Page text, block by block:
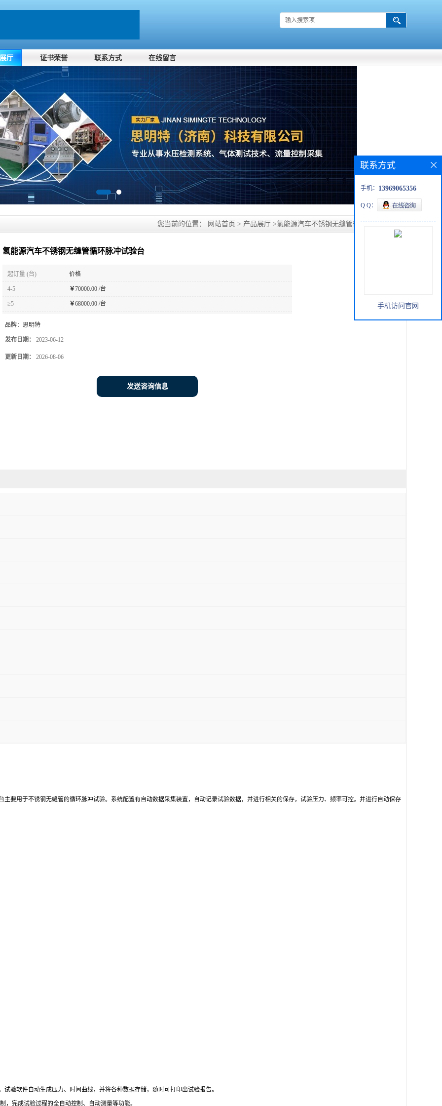
厅 证书荣誉 联系方式 在线留言
您当前的位置： 网站首页 > 产品展厅 >氢能源汽车不锈钢无缝管循环脉冲试验台
氢能源汽车不锈钢无缝管循环脉冲试验台
起订量 (台) 价格
4-5 ￥70000.00 /台
≥5 ￥68000.00 /台
品牌： 思明特
发布日期： 2023-06-12
更新日期： 2026-08-06
发送咨询信息
要用于不锈钢无缝管的循环脉冲试验。系统配置有自动数据采集装置，自动记录试验数据，并进行相关的保存，试验压力、频率可控。并进行自动保存
验软件自动生成压力、时间曲线，并将各种数据存储，随时可打印出试验报告。
，完成试验过程的全自动控制、自动测量等功能。
联系方式
手机： 13969065356
Q Q：
手机访问官网